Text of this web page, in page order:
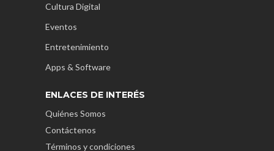
Cultura Digital
Eventos
Entretenimiento
Apps & Software
ENLACES DE INTERÉS
Quiénes Somos
Contáctenos
Términos y condiciones